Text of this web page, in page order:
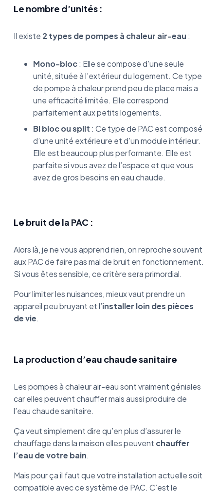
Le nombre d’unités :
Il existe 2 types de pompes à chaleur air-eau :
Mono-bloc: Elle se compose d’une seule
unité, située à l’extérieur du logement. Ce type
de pompe à chaleur prend peu de place mais a
une efficacité limitée. Elle correspond
parfaitement aux petits logements.
Bi bloc ou split : Ce type de PAC est composé
d’une unité extérieure et d’un module intérieur.
Elle est beaucoup plus performante. Elle est
parfaite si vous avez de l’espace et que vous
avez de gros besoins en eau chaude.
Le bruit de la PAC :
Alors là, je ne vous apprend rien, on reproche souvent
aux PAC de faire pas mal de bruit en fonctionnement.
Si vous êtes sensible, ce critère sera primordial.
Pour limiter les nuisances, mieux vaut prendre un
appareil peu bruyant et l’installer loin des pièces
de vie.
La production d’eau chaude sanitaire
Les pompes à chaleur air-eau sont vraiment géniales
car elles peuvent chauffer mais aussi produire de
l’eau chaude sanitaire.
Ça veut simplement dire qu’en plus d’assurer le
chauffage dans la maison elles peuvent chauffer
l’eau de votre bain.
Mais pour ça il faut que votre installation actuelle soit
compatible avec ce système de PAC. C’est le